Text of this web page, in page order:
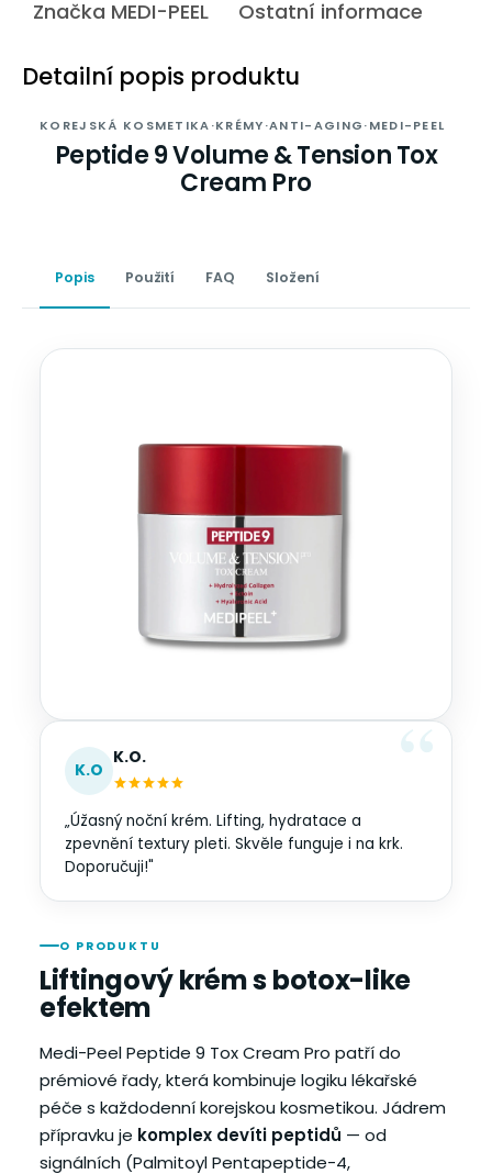
Značka MEDI-PEEL Ostatní informace
Detailní popis produktu
KOREJSKÁ KOSMETIKA·KRÉMY·ANTI-AGING·MEDI-PEEL
Peptide 9 Volume & Tension Tox
Cream Pro
Popis Použití FAQ Složení
O PRODUKTU
Liftingový krém s botox-like
efektem
Medi-Peel Peptide 9 Tox Cream Pro patří do
prémiové řady, která kombinuje logiku lékařské
péče s každodenní korejskou kosmetikou. Jádrem
přípravku je komplex devíti peptidů — od
signálních (Palmitoyl Pentapeptide-4,
K.O
K.O.
„Úžasný noční krém. Lifting, hydratace a
zpevnění textury pleti. Skvěle funguje i na krk.
Doporučuji!"